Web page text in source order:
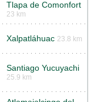
Tlapa de Comonfort
23 km
Xalpatláhuac 23.8 km
Santiago Yucuyachi
25.9 km